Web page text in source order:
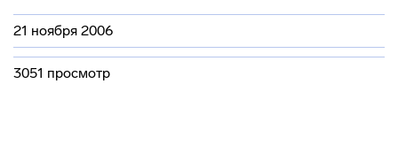
21 ноября 2006
3051 просмотр